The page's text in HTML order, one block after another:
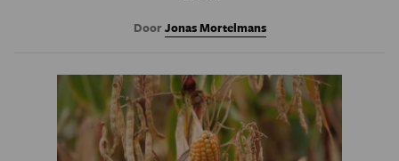
DoorJonas Mortelmans